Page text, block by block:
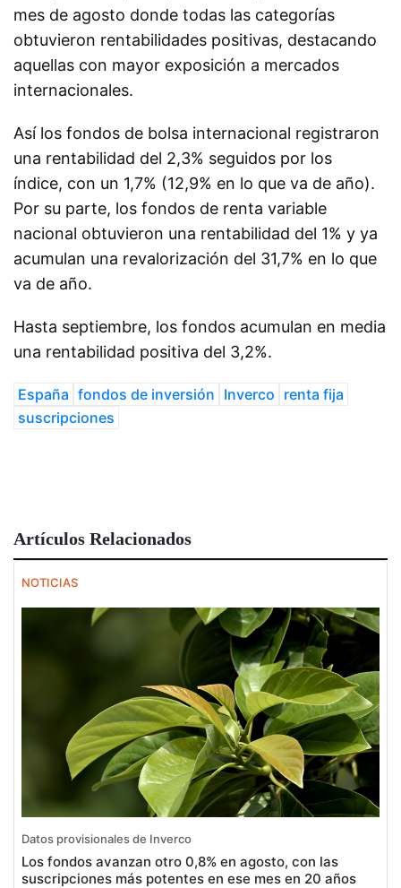
mes de agosto donde todas las categorías
obtuvieron rentabilidades positivas, destacando
aquellas con mayor exposición a mercados
internacionales.
Así los fondos de bolsa internacional registraron
una rentabilidad del 2,3% seguidos por los
índice, con un 1,7% (12,9% en lo que va de año).
Por su parte, los fondos de renta variable
nacional obtuvieron una rentabilidad del 1% y ya
acumulan una revalorización del 31,7% en lo que
va de año.
Hasta septiembre, los fondos acumulan en media
una rentabilidad positiva del 3,2%.
España fondos de inversión Inverco renta fija
suscripciones
Artículos Relacionados
NOTICIAS
Datos provisionales de Inverco
Los fondos avanzan otro 0,8% en agosto, con las
suscripciones más potentes en ese mes en 20 años